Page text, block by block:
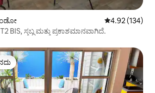
5 ರಲ್ಲಿ 4.92
4.92 (134)
BIS, ಸ್ತಬ್ಧ ಮತ್ತು ಪ್ರಕಾಶಮಾನವಾಗಿದೆ.